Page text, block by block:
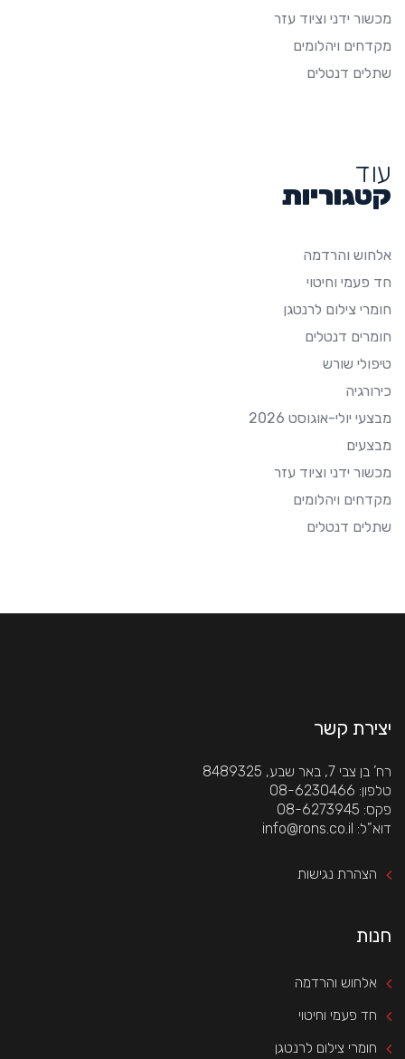
מכשור ידני וציוד עזר
מקדחים ויהלומים
שתלים דנטלים
עוד
קטגוריות
אלחוש והרדמה
חד פעמי וחיטוי
חומרי צילום לרנטגן
חומרים דנטלים
טיפולי שורש
כירורגיה
מבצעי יולי-אוגוסט 2026
מבצעים
מכשור ידני וציוד עזר
מקדחים ויהלומים
שתלים דנטלים
יצירת קשר
רח’ בן צבי 7, באר שבע, 8489325
טלפון: 08-6230466
פקס: 08-6273945
דוא”ל: info@rons.co.il
הצהרת נגישות
חנות
אלחוש והרדמה
חד פעמי וחיטוי
חומרי צילום לרנטגן